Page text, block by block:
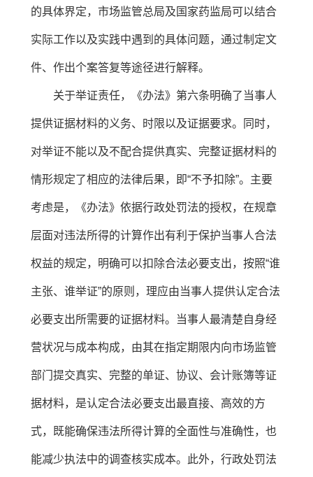
的具体界定，市场监管总局及国家药监局可以结合
实际工作以及实践中遇到的具体问题，通过制定文
件、作出个案答复等途径进行解释。
关于举证责任，《办法》第六条明确了当事人
提供证据材料的义务、时限以及证据要求。同时，
对举证不能以及不配合提供真实、完整证据材料的
情形规定了相应的法律后果，即“不予扣除”。主要
考虑是，《办法》依据行政处罚法的授权，在规章
层面对违法所得的计算作出有利于保护当事人合法
权益的规定，明确可以扣除合法必要支出，按照“谁
主张、谁举证”的原则，理应由当事人提供认定合法
必要支出所需要的证据材料。当事人最清楚自身经
营状况与成本构成，由其在指定期限内向市场监管
部门提交真实、完整的单证、协议、会计账簿等证
据材料，是认定合法必要支出最直接、高效的方
式，既能确保违法所得计算的全面性与准确性，也
能减少执法中的调查核实成本。此外，行政处罚法